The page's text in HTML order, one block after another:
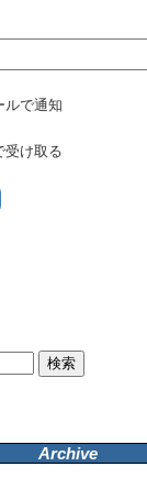
ルで通知
受け取る
Archive